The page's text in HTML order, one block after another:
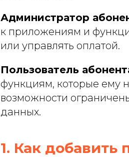
Администратор
к приложениям и
или управлять оплатой.
Пользователь
функциям, которые ему
возможности
данных.
1. Как добавить